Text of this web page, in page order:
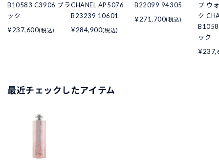
B10583 C3906 ブラ
ック
¥237,600(税込)
CHANEL AP5076
B23239 10601
¥284,900(税込)
B22099 94305
¥271,700(税込)
プ ウ
ク
ック
最近チェックしたアイテム